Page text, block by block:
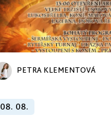
PETRA KLEMENTOVÁ
08. 08.